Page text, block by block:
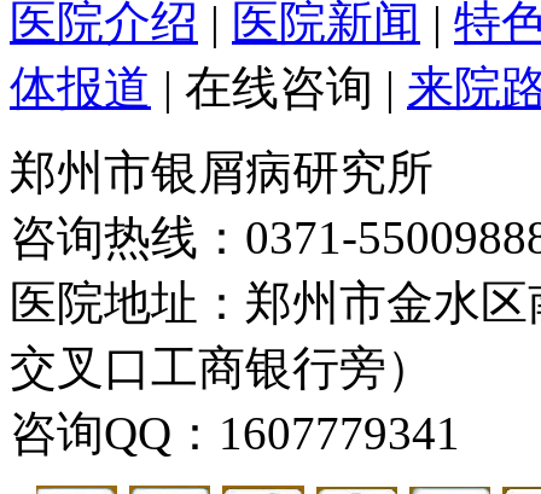
医院介绍 | 医院新闻 | 特
体报道 | 在线咨询 | 来院
郑州市银屑病研究所
咨询热线：0371-
医院地址：郑州市金水
交叉口工商银行旁）
咨询QQ：1607779341